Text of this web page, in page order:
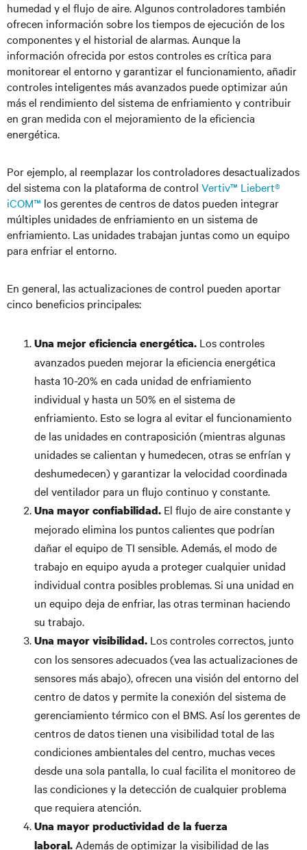
humedad y el flujo de aire. Algunos controladores también
ofrecen información sobre los tiempos de ejecución de los
componentes y el historial de alarmas. Aunque la
información ofrecida por estos controles es crítica para
monitorear el entorno y garantizar el funcionamiento, añadir
controles inteligentes más avanzados puede optimizar aún
más el rendimiento del sistema de enfriamiento y contribuir
en gran medida con el mejoramiento de la eficiencia
energética.
Por ejemplo, al reemplazar los controladores desactualizados
del sistema con la plataforma de control Vertiv™ Liebert®
iCOM™ los gerentes de centros de datos pueden integrar
múltiples unidades de enfriamiento en un sistema de
enfriamiento. Las unidades trabajan juntas como un equipo
para enfriar el entorno.
En general, las actualizaciones de control pueden aportar
cinco beneficios principales:
Una mejor eficiencia energética. Los controles
avanzados pueden mejorar la eficiencia energética
hasta 10-20% en cada unidad de enfriamiento
individual y hasta un 50% en el sistema de
enfriamiento. Esto se logra al evitar el funcionamiento
de las unidades en contraposición (mientras algunas
unidades se calientan y humedecen, otras se enfrían y
deshumedecen) y garantizar la velocidad coordinada
del ventilador para un flujo continuo y constante.
Una mayor confiabilidad. El flujo de aire constante y
mejorado elimina los puntos calientes que podrían
dañar el equipo de TI sensible. Además, el modo de
trabajo en equipo ayuda a proteger cualquier unidad
individual contra posibles problemas. Si una unidad en
un equipo deja de enfriar, las otras terminan haciendo
su trabajo.
Una mayor visibilidad. Los controles correctos, junto
con los sensores adecuados (vea las actualizaciones de
sensores más abajo), ofrecen una visión del entorno del
centro de datos y permite la conexión del sistema de
gerenciamiento térmico con el BMS. Así los gerentes de
centros de datos tienen una visibilidad total de las
condiciones ambientales del centro, muchas veces
desde una sola pantalla, lo cual facilita el monitoreo de
las condiciones y la detección de cualquier problema
que requiera atención.
Una mayor productividad de la fuerza
laboral. Además de optimizar la visibilidad de las